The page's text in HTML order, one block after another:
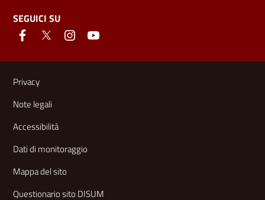
SEGUICI SU
Link e informazioni utili
Privacy
Note legali
Accessibilità
Dati di monitoraggio
Mappa del sito
Questionario sito DISUM